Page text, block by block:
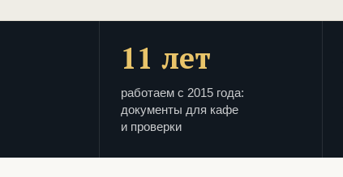
11 лет
работаем с 2015 года:
документы для кафе
и проверки